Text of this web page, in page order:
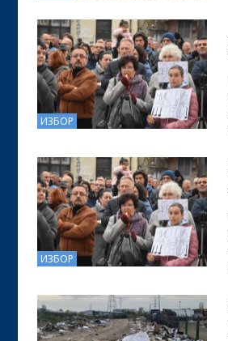
ИЗБОР
ИЗБОР